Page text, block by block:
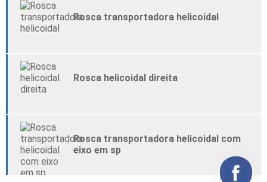
Rosca transportadora helicoidal
Rosca helicoidal direita
Rosca transportadora helicoidal com
eixo em sp